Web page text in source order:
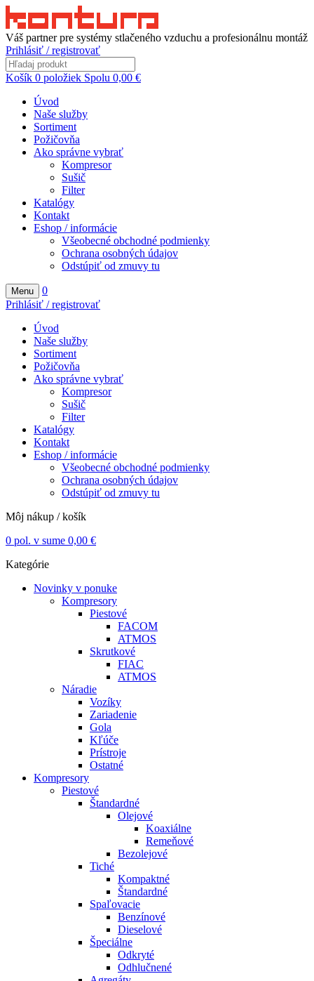
Váš partner pre systémy stlačeného vzduchu a profesionálnu montáž
Prihlásiť / registrovať
Košík 0 položiek Spolu 0,00 €
Úvod
Naše služby
Sortiment
Požičovňa
Ako správne vybrať
Kompresor
Sušič
Filter
Katalógy
Kontakt
Eshop / informácie
Všeobecné obchodné podmienky
Ochrana osobných údajov
Odstúpiť od zmuvy tu
Menu
0
Prihlásiť / registrovať
Úvod
Naše služby
Sortiment
Požičovňa
Ako správne vybrať
Kompresor
Sušič
Filter
Katalógy
Kontakt
Eshop / informácie
Všeobecné obchodné podmienky
Ochrana osobných údajov
Odstúpiť od zmuvy tu
Môj nákup / košík
0 pol. v sume 0,00 €
Kategórie
Novinky v ponuke
Kompresory
Piestové
FACOM
ATMOS
Skrutkové
FIAC
ATMOS
Náradie
Vozíky
Zariadenie
Gola
Kľúče
Prístroje
Ostatné
Kompresory
Piestové
Štandardné
Olejové
Koaxiálne
Remeňové
Bezolejové
Tiché
Kompaktné
Štandardné
Spaľovacie
Benzínové
Dieselové
Špeciálne
Odkryté
Odhlučnené